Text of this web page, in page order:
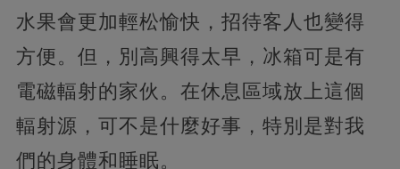
水果會更加輕松愉快，招待客人也變得
方便。但，別高興得太早，冰箱可是有
電磁輻射的家伙。在休息區域放上這個
輻射源，可不是什麼好事，特別是對我
們的身體和睡眠。